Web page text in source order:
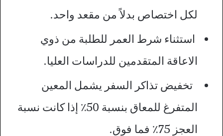
لكل اختصاص بدلاً من مقعد واحد.
استثناء شرط العمر للطلبة من ذوي
الاعاقة المتقدمين للدراسات العليا.
تخفيض تذاكر السفر يشمل المعين
المتفرغ للمعاق بنسبة 50٪ إذا كانت نسبة
العجز 75٪ فما فوق.